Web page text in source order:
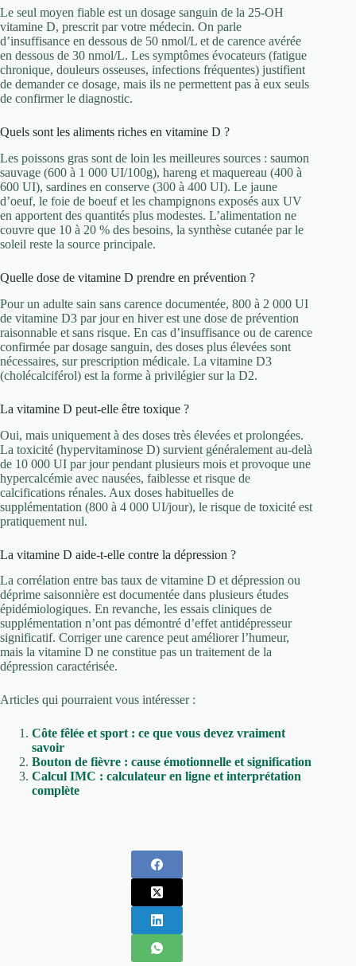
Le seul moyen fiable est un dosage sanguin de la 25-OH
vitamine D, prescrit par votre médecin. On parle
d’insuffisance en dessous de 50 nmol/L et de carence avérée
en dessous de 30 nmol/L. Les symptômes évocateurs (fatigue
chronique, douleurs osseuses, infections fréquentes) justifient
de demander ce dosage, mais ils ne permettent pas à eux seuls
de confirmer le diagnostic.
Quels sont les aliments riches en vitamine D ?
Les poissons gras sont de loin les meilleures sources : saumon
sauvage (600 à 1 000 UI/100g), hareng et maquereau (400 à
600 UI), sardines en conserve (300 à 400 UI). Le jaune
d’oeuf, le foie de boeuf et les champignons exposés aux UV
en apportent des quantités plus modestes. L’alimentation ne
couvre que 10 à 20 % des besoins, la synthèse cutanée par le
soleil reste la source principale.
Quelle dose de vitamine D prendre en prévention ?
Pour un adulte sain sans carence documentée, 800 à 2 000 UI
de vitamine D3 par jour en hiver est une dose de prévention
raisonnable et sans risque. En cas d’insuffisance ou de carence
confirmée par dosage sanguin, des doses plus élevées sont
nécessaires, sur prescription médicale. La vitamine D3
(cholécalciférol) est la forme à privilégier sur la D2.
La vitamine D peut-elle être toxique ?
Oui, mais uniquement à des doses très élevées et prolongées.
La toxicité (hypervitaminose D) survient généralement au-delà
de 10 000 UI par jour pendant plusieurs mois et provoque une
hypercalcémie avec nausées, faiblesse et risque de
calcifications rénales. Aux doses habituelles de
supplémentation (800 à 4 000 UI/jour), le risque de toxicité est
pratiquement nul.
La vitamine D aide-t-elle contre la dépression ?
La corrélation entre bas taux de vitamine D et dépression ou
déprime saisonnière est documentée dans plusieurs études
épidémiologiques. En revanche, les essais cliniques de
supplémentation n’ont pas démontré d’effet antidépresseur
significatif. Corriger une carence peut améliorer l’humeur,
mais la vitamine D ne constitue pas un traitement de la
dépression caractérisée.
Articles qui pourraient vous intéresser :
Côte fêlée et sport : ce que vous devez vraiment
savoir
Bouton de fièvre : cause émotionnelle et signification
Calcul IMC : calculateur en ligne et interprétation
complète